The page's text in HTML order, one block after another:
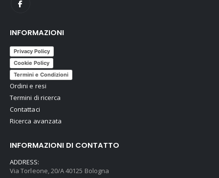
INFORMAZIONI
Privacy Policy
Cookie Policy
Termini e Condizioni
Ordini e resi
Termini di ricerca
Contattaci
Ricerca avanzata
INFORMAZIONI DI CONTATTO
ADDRESS:
Via Torleone, 20/A 40125 Bologna